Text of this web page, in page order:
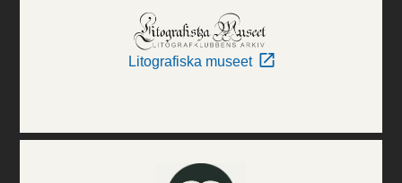
Litografiska museet